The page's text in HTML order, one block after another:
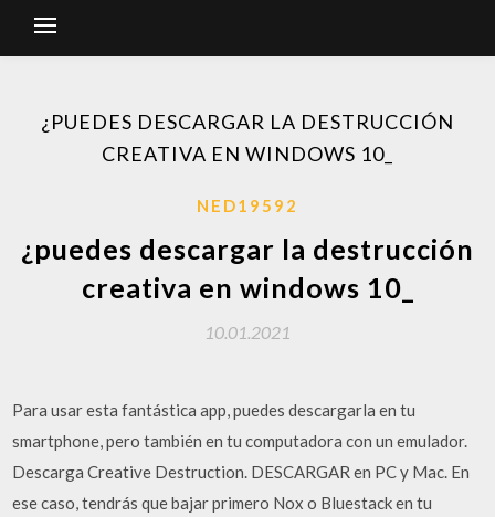
¿PUEDES DESCARGAR LA DESTRUCCIÓN
CREATIVA EN WINDOWS 10_
NED19592
¿puedes descargar la destrucción
creativa en windows 10_
10.01.2021
Para usar esta fantástica app, puedes descargarla en tu
smartphone, pero también en tu computadora con un emulador.
Descarga Creative Destruction. DESCARGAR en PC y Mac. En
ese caso, tendrás que bajar primero Nox o Bluestack en tu